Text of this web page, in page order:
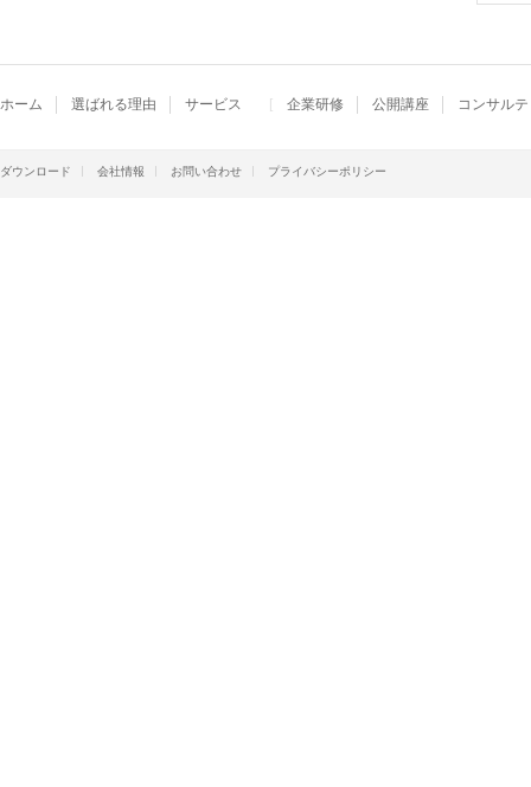
ホーム 選ばれる理由 サービス 企業研修 公開講座 コンサル
ダウンロード 会社情報 お問い合わせ プライバシーポリシー